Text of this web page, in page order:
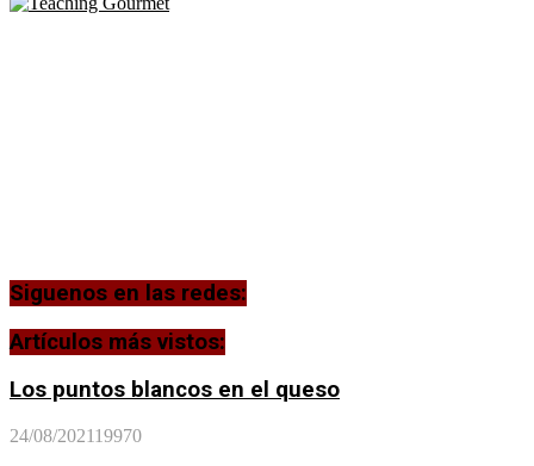
Siguenos en las redes:
Artículos más vistos:
Los puntos blancos en el queso
24/08/202119970